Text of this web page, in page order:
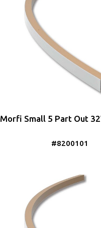
Morfi Small 5 Part Out
#8200101